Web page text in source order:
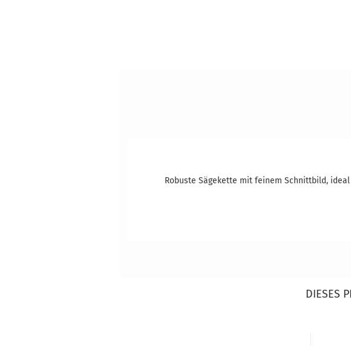
Robuste Sägekette mit feinem Schnittbild,
DIESES